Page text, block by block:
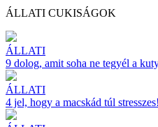
ÁLLATI CUKISÁGOK
ÁLLATI
9 dolog, amit soha ne tegyél a
ÁLLATI
4 jel, hogy a macskád túl